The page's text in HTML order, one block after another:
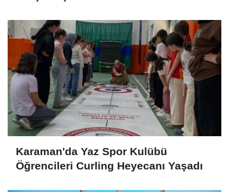
Karaman'da Yaz Spor Kulübü
Öğrencileri Curling Heyecanı Yaşadı